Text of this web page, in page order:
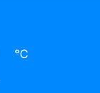
℃